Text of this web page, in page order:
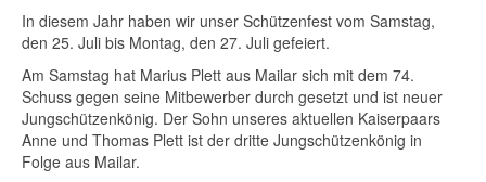
In diesem Jahr haben wir unser Schützenfest vom Samstag,
den 25. Juli bis Montag, den 27. Juli gefeiert.
Am Samstag hat Marius Plett aus Mailar sich mit dem 74.
Schuss gegen seine Mitbewerber durch gesetzt und ist neuer
Jungschützenkönig. Der Sohn unseres aktuellen Kaiserpaars
Anne und Thomas Plett ist der dritte Jungschützenkönig in
Folge aus Mailar.